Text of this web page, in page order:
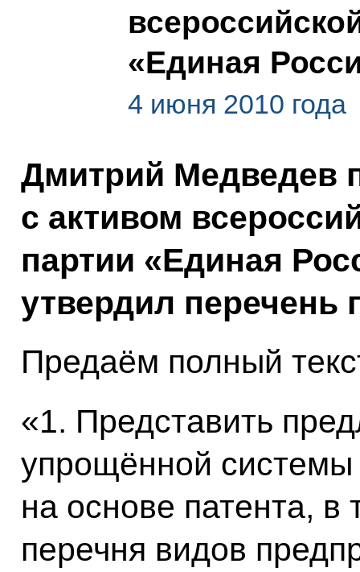
«Единая
4 июня 2010 года
Дмитрий Медведев
с активом
партии «Единая
утвердил перечень
Предаём полный
«1. Представить
упрощённой системы
на основе патента,
перечня видов